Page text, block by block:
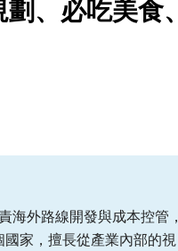
、必吃美食、
海外路線開發與成本控管，
家，擅長從產業內部的視